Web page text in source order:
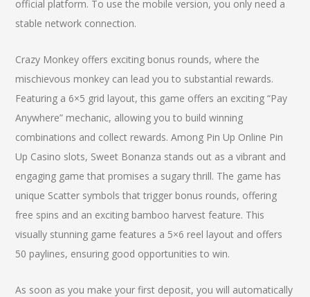
official platform. To use the mobile version, you only need a
stable network connection.
Crazy Monkey offers exciting bonus rounds, where the
mischievous monkey can lead you to substantial rewards.
Featuring a 6×5 grid layout, this game offers an exciting “Pay
Anywhere” mechanic, allowing you to build winning
combinations and collect rewards. Among Pin Up Online Pin
Up Casino slots, Sweet Bonanza stands out as a vibrant and
engaging game that promises a sugary thrill. The game has
unique Scatter symbols that trigger bonus rounds, offering
free spins and an exciting bamboo harvest feature. This
visually stunning game features a 5×6 reel layout and offers
50 paylines, ensuring good opportunities to win.
As soon as you make your first deposit, you will automatically